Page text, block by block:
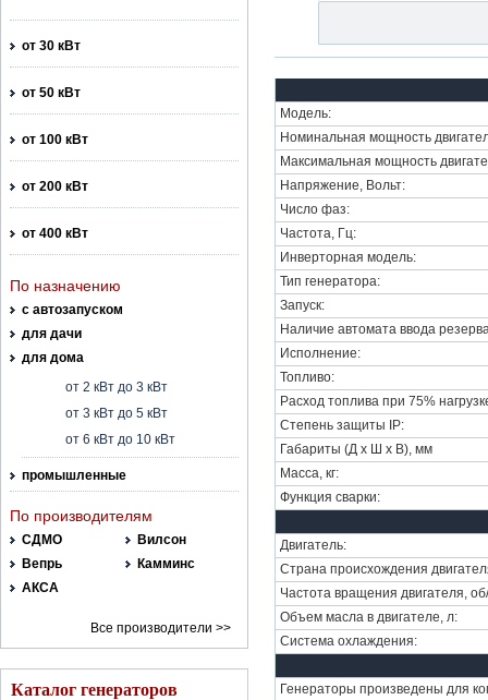
от 30 кВт
от 50 кВт
от 100 кВт
от 200 кВт
от 400 кВт
По назначению
с автозапуском
для дачи
для дома
от 2 кВт до 3 кВт
от 3 кВт до 5 кВт
от 6 кВт до 10 кВт
промышленные
По производителям
СДМО
Вилсон
Вепрь
Камминс
АКСА
Все производители >>
Каталог генераторов
Модель:
Номинальная мощность
Максимальная мощность
Напряжение, Вольт:
Число фаз:
Частота, Гц:
Инверторная модель:
Тип генератора:
Запуск:
Наличие автомата ввода
Исполнение:
Топливо:
Расход топлива при 75%
Степень защиты IP:
Габариты (Д х Ш х В), мм
Масса, кг:
Функция сварки:
Двигатель:
Страна происхождения
Частота вращения двигателя,
Объем масла в двигателе, л:
Система охлаждения:
Генераторы произведены для